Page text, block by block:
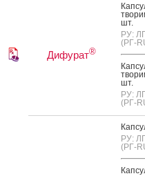
Дифурат®
шт.
РУ:
(РГ-
шт.
РУ:
(РГ-
РУ:
(РГ-